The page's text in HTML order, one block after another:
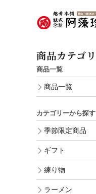
商品カテゴリ
商品一覧
商品一覧
カテゴリーから探す
季節限定商品
ギフト
練り物
ラーメン